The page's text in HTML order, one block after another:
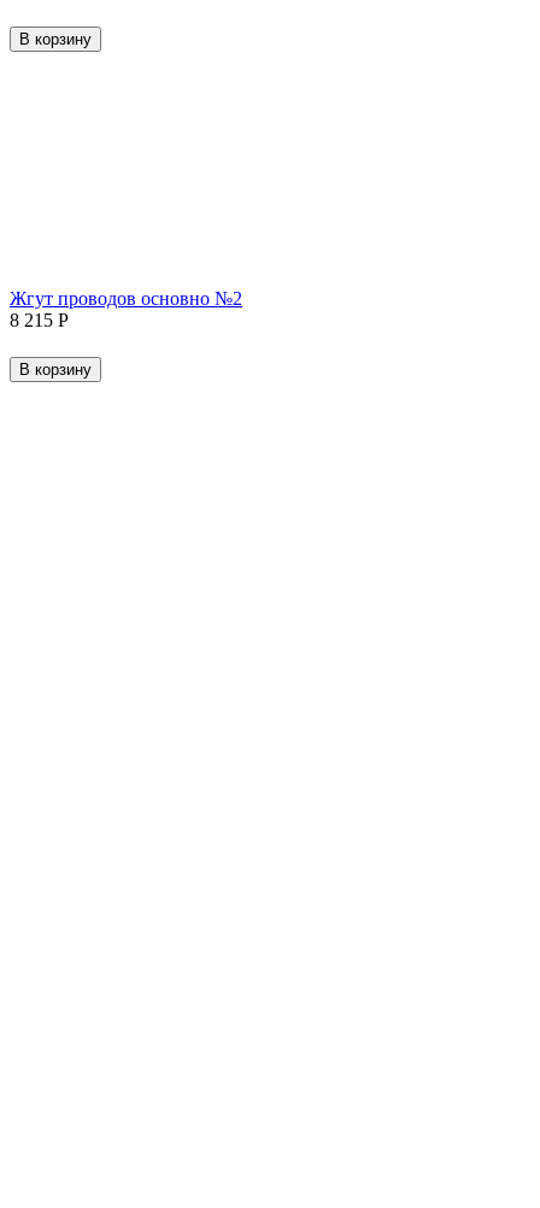
В корзину
Жгут проводов основно №2
8 215 Р
В корзину